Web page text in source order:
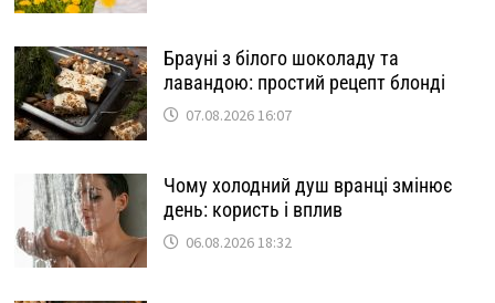
Брауні з білого шоколаду та
лавандою: простий рецепт блонді
07.08.2026 16:07
Чому холодний душ вранці змінює
день: користь і вплив
06.08.2026 18:32